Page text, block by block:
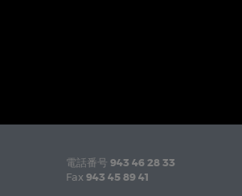
電話番号 943 46 28 33
Fax 943 45 89 41